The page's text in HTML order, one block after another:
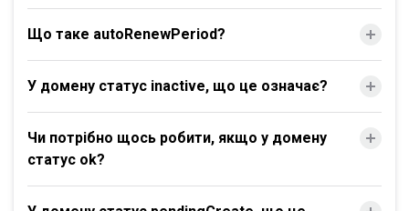
Що таке autoRenewPeriod?
У домену статус inactive, що це означає?
Чи потрібно щось робити, якщо у домену
статус ok?